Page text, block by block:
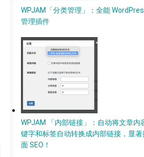
WPJAM「分类管理」：全能
管理插件
WPJAM 「内部链接」：自动将文章内
键字和标签自动转换成内部链接，显
面 SEO！